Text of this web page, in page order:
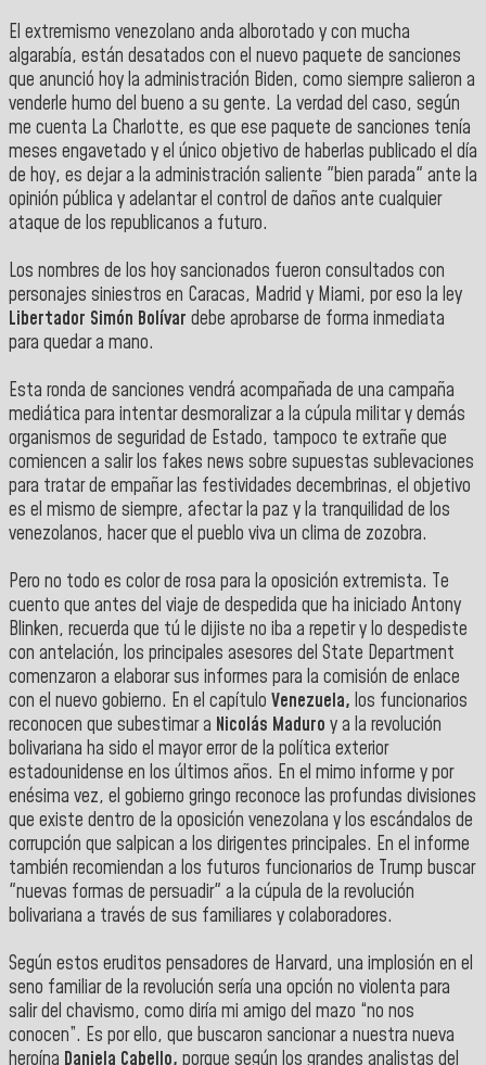
El extremismo venezolano anda alborotado y con mucha
algarabía, están desatados con el nuevo paquete de sanciones
que anunció hoy la administración Biden, como siempre salieron a
venderle humo del bueno a su gente. La verdad del caso, según
me cuenta La Charlotte, es que ese paquete de sanciones tenía
meses engavetado y el único objetivo de haberlas publicado el día
de hoy, es dejar a la administración saliente "bien parada" ante la
opinión pública y adelantar el control de daños ante cualquier
ataque de los republicanos a futuro.
Los nombres de los hoy sancionados fueron consultados con
personajes siniestros en Caracas, Madrid y Miami, por eso la ley
Libertador Simón Bolívar debe aprobarse de forma inmediata
para quedar a mano.
Esta ronda de sanciones vendrá acompañada de una campaña
mediática para intentar desmoralizar a la cúpula militar y demás
organismos de seguridad de Estado, tampoco te extrañe que
comiencen a salir los fakes news sobre supuestas sublevaciones
para tratar de empañar las festividades decembrinas, el objetivo
es el mismo de siempre, afectar la paz y la tranquilidad de los
venezolanos, hacer que el pueblo viva un clima de zozobra.
Pero no todo es color de rosa para la oposición extremista. Te
cuento que antes del viaje de despedida que ha iniciado Antony
Blinken, recuerda que tú le dijiste no iba a repetir y lo despediste
con antelación, los principales asesores del State Department
comenzaron a elaborar sus informes para la comisión de enlace
con el nuevo gobierno. En el capítulo Venezuela, los funcionarios
reconocen que subestimar a Nicolás Maduro y a la revolución
bolivariana ha sido el mayor error de la política exterior
estadounidense en los últimos años. En el mimo informe y por
enésima vez, el gobierno gringo reconoce las profundas divisiones
que existe dentro de la oposición venezolana y los escándalos de
corrupción que salpican a los dirigentes principales. En el informe
también recomiendan a los futuros funcionarios de Trump buscar
"nuevas formas de persuadir" a la cúpula de la revolución
bolivariana a través de sus familiares y colaboradores.
Según estos eruditos pensadores de Harvard, una implosión en el
seno familiar de la revolución sería una opción no violenta para
salir del chavismo, como diría mi amigo del mazo “no nos
conocen”. Es por ello, que buscaron sancionar a nuestra nueva